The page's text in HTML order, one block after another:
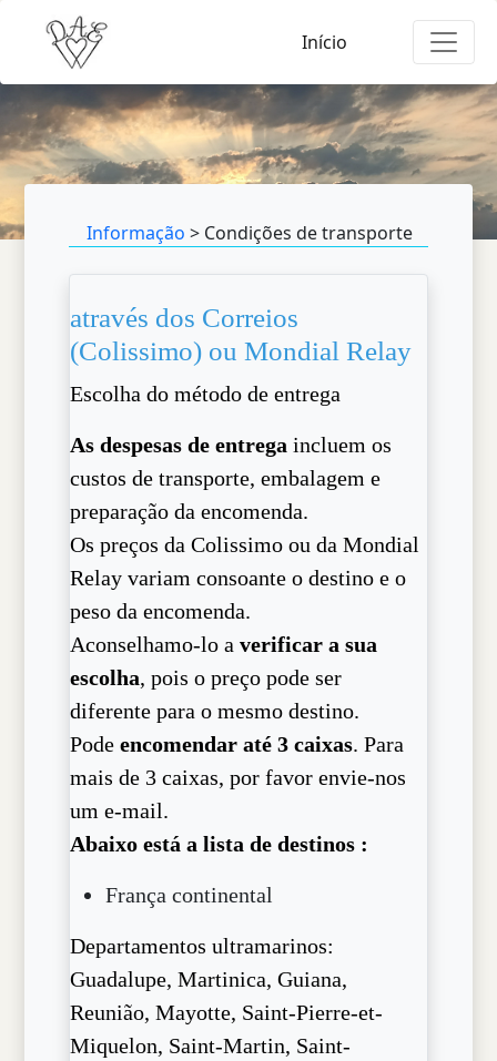
Início
Informação > Condições de transporte
através dos Correios
(Colissimo) ou Mondial Relay
Escolha do método de entrega
As despesas de entrega incluem os
custos de transporte, embalagem e
preparação da encomenda.
Os preços da Colissimo ou da Mondial
Relay variam consoante o destino e o
peso da encomenda.
Aconselhamo-lo averificar a sua
escolha, pois o preço pode ser
diferente para o mesmo destino.
Podeencomendar até 3 caixas. Para
mais de 3 caixas, por favor envie-nos
um e-mail.
Abaixo está a lista de destinos :
França continental
Departamentos ultramarinos:
Guadalupe, Martinica, Guiana,
Reunião, Mayotte, Saint-Pierre-et-
Miquelon, Saint-Martin, Saint-